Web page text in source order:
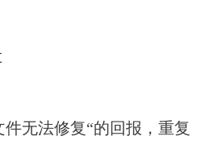
无法修复“的回报，重复